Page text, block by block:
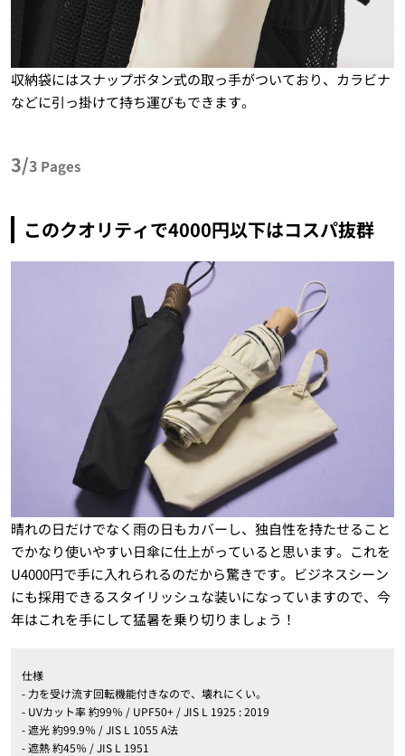
収納袋にはスナップボタン式の取っ手がついており、カラビナ
などに引っ掛けて持ち運びもできます。
3/3 Pages
このクオリティで4000円以下はコスパ抜群
晴れの日だけでなく雨の日もカバーし、独自性を持たせること
でかなり使いやすい日傘に仕上がっていると思います。これを
U4000円で手に入れられるのだから驚きです。ビジネスシーン
にも採用できるスタイリッシュな装いになっていますので、今
年はこれを手にして猛暑を乗り切りましょう！
仕様
- 力を受け流す回転機能付きなので、壊れにくい。
- UVカット率 約99％ / UPF50+ / JIS L 1925 : 2019
- 遮光 約99.9％ / JIS L 1055 A法
- 遮熱 約45％ / JIS L 1951